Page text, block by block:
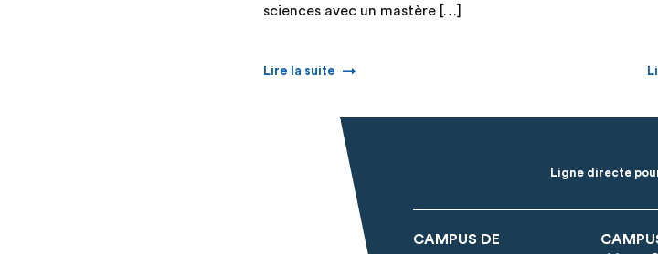
sciences avec un mastère […]
Lire la suite
Ligne directe
CAMPUS DE